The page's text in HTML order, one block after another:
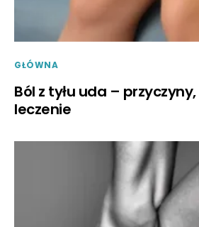
GŁÓWNA
Ból z tyłu uda –
leczenie